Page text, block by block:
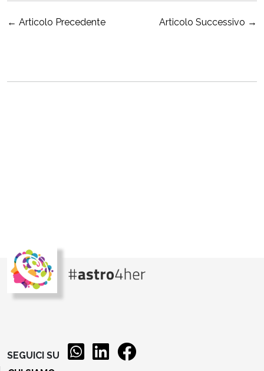
← Articolo Precedente Articolo Successivo →
SEGUICI SU